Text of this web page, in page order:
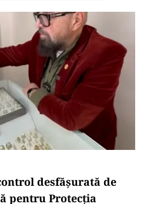
desfășurată de
pentru Protecția